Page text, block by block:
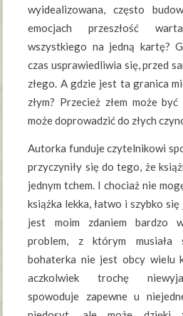
wyidealizowana, często
emocjach przeszłość
wszystkiego na jedną kartę?
czas usprawiedliwia się, przed
złego. A gdzie jest ta granica
złym? Przecież złem może
może doprowadzić do złych
Autorka funduje czytelnikowi
przyczyniły się do tego, że
jednym tchem. I chociaż nie
książka lekka, łatwo i szybko
jest moim zdaniem bardzo
problem, z którym musiała
bohaterka nie jest obcy wielu
aczkolwiek trochę
spowoduje zapewne u